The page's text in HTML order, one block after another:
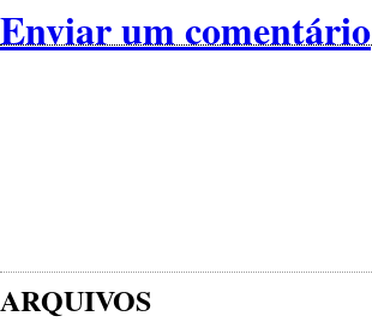
Enviar um comentário
ARQUIVOS